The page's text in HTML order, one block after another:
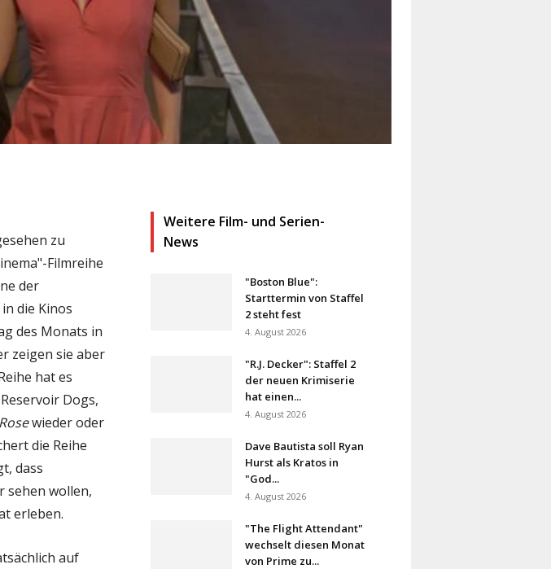
zu
Filmreihe
der
die Kinos
des Monats in
zeigen sie aber
hat es
Dogs,
wieder oder
die Reihe
dass
sehen wollen,
erleben.
auf
Weitere Film- und Serien-
News
"Boston Blue":
Starttermin von Staffel
2 steht fest
4. August 2026
"R.J. Decker": Staffel 2
der neuen Krimiserie
hat einen...
4. August 2026
Dave Bautista soll Ryan
Hurst als Kratos in
"God...
4. August 2026
"The Flight Attendant"
wechselt diesen Monat
von Prime zu...